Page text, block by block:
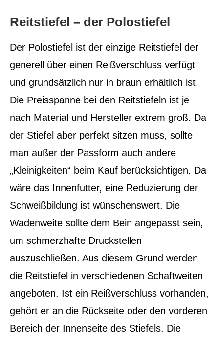
Reitstiefel – der Polostiefel
Der Polostiefel ist der einzige Reitstiefel der
generell über einen Reißverschluss verfügt
und grundsätzlich nur in braun erhältlich ist.
Die Preisspanne bei den Reitstiefeln ist je
nach Material und Hersteller extrem groß. Da
der Stiefel aber perfekt sitzen muss, sollte
man außer der Passform auch andere
„Kleinigkeiten“ beim Kauf berücksichtigen. Da
wäre das Innenfutter, eine Reduzierung der
Schweißbildung ist wünschenswert. Die
Wadenweite sollte dem Bein angepasst sein,
um schmerzhafte Druckstellen
auszuschließen. Aus diesem Grund werden
die Reitstiefel in verschiedenen Schaftweiten
angeboten. Ist ein Reißverschluss vorhanden,
gehört er an die Rückseite oder den vorderen
Bereich der Innenseite des Stiefels. Die